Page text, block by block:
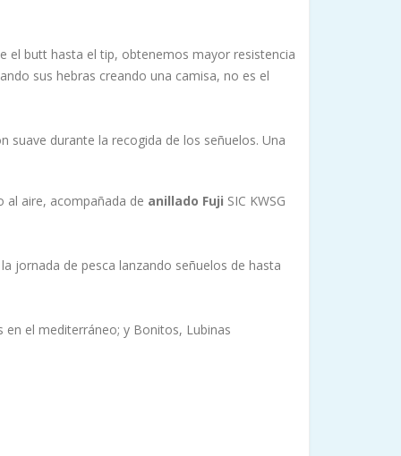
el butt hasta el tip, obtenemos mayor resistencia
sus hebras creando una camisa, no es el
suave durante la recogida de los señuelos. Una
al aire, acompañada de anillado Fuji SIC KWSG
jornada de pesca lanzando señuelos de hasta
el mediterráneo; y Bonitos, Lubinas